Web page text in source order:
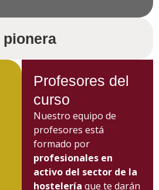
pionera
Profesores del
curso
Nuestro equipo de
profesores está
formado por
profesionales en
activo del sector de la
hostelería que te darán